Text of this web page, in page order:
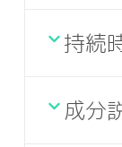
持続
成分